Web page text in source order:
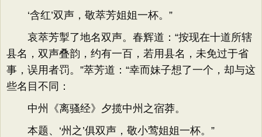
‘含红’双声，敬萃芳姐姐一杯。”
哀萃芳掣了地名双声。春辉道：“按现在十道所辖
县名，双声叠韵，约有一百，若用县名，未免过于省
事，误用者罚。”萃芳道：“幸而妹子想了一个，却与这
些名目不同：
中州《离骚经》夕揽中州之宿莽。
本题、‘州之’俱双声，敬小莺姐姐一杯。”